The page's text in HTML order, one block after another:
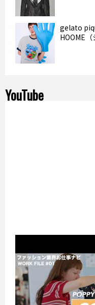
gelato
HOOME
YouTube